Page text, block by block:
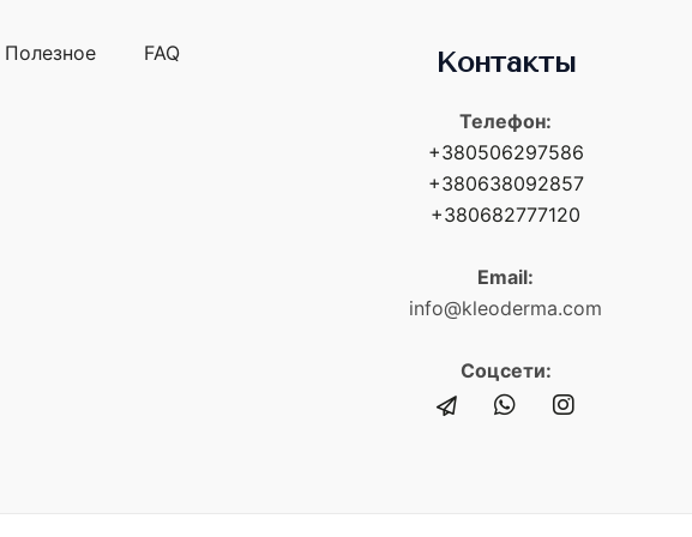
Полезное
FAQ
Контакты
Телефон:
+380506297586
+380638092857
+380682777120
Email:
info@kleoderma.com
Соцсети: